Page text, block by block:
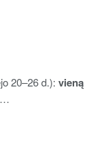
20–26 d.): vieną
…